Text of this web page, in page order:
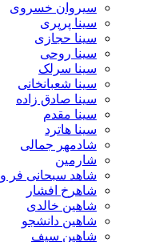
سیروان خسروی
سینا پرپری
سینا حجازی
سینا روحی
سینا سرلک
سینا شعبانخانی
سینا صادق زاده
سینا مقدم
سینا هاترد
شادمهر جمالی
شارمین
شاهد سبحانی فر و نیما تاری
شاهرخ افشار
شاهین خالدی
شاهین دانشجو
شاهین سیف